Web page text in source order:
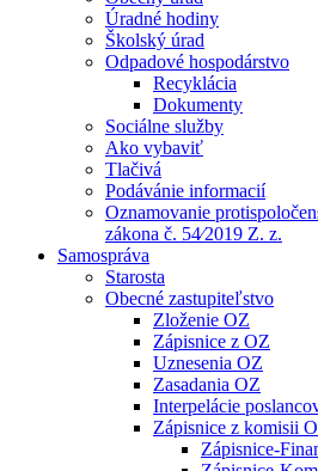
Úradné hodiny
Školský úrad
Odpadové hospodárstvo
Recyklácia
Dokumenty
Sociálne služby
Ako vybaviť
Tlačivá
Podávánie informacií
Oznamovanie
zákona č. 54⁄2019 Z. z.
Samospráva
Starosta
Obecné zastupiteľstvo
Zloženie OZ
Zápisnice z OZ
Uznesenia OZ
Zasadania OZ
Interpelácie
Zápisnice z komisii
Zápisnice-